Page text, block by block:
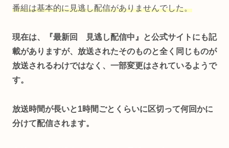
番組は基本的に見逃し配信がありませんでした。
現在は、『最新回 見逃し配信中』と公式サイトにも記
載がありますが、放送されたそのものと全く同じものが
放送されるわけではなく、一部変更はされているようで
す。
放送時間が長いと1時間ごとくらいに区切って何回かに
分けて配信されます。